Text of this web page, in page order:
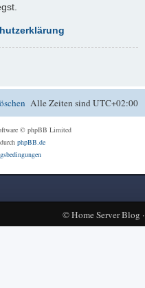
Alle Zeiten sindUTC+02:00
© phpBB Limited
phpBB.de
©Home Server Blog